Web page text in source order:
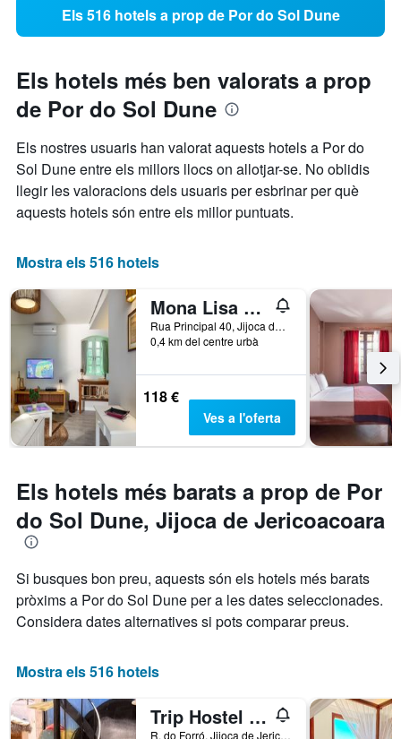
Els 516 hotels a prop de Por do Sol Dune
Els hotels més ben valorats a prop
de Por do Sol Dune
Els nostres usuaris han valorat aquests hotels a Por do
Sol Dune entre els millors llocs on allotjar-se. No oblidis
llegir les valoracions dels usuaris per esbrinar per què
aquests hotels són entre els millor puntuats.
Mostra els 516 hotels
Mona Lisa Pousada
Rua Principal 40, Jijoca de Jericoacoara, Brasil
0,4 km del centre urbà
118 €
Ves a l'oferta
Els hotels més barats a prop de Por
do Sol Dune, Jijoca de Jericoacoara
Si busques bon preu, aquests són els hotels més barats
pròxims a Por do Sol Dune per a les dates seleccionades.
Considera dates alternatives si pots comparar preus.
Mostra els 516 hotels
Trip Hostel e Pousada
R. do Forró, Jijoca de Jericoacoara, Brasil